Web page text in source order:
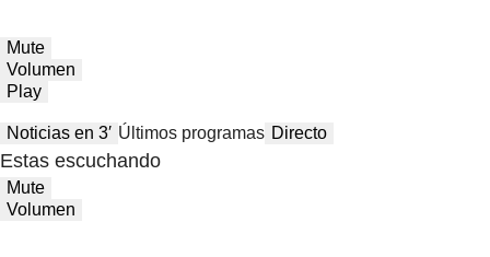
Mute
Volumen
Play
Noticias en 3′ Últimos programas Directo
Estas escuchando
Mute
Volumen